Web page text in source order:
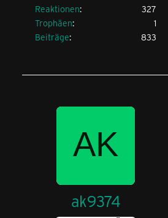
Reaktionen
327
Trophäen
1
Beiträge
833
ak9374